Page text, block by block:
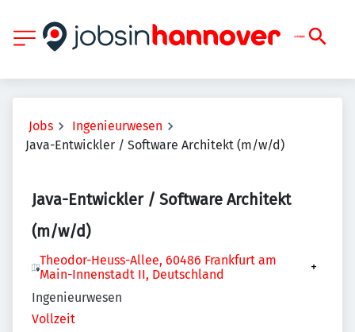
Jobs
Ingenieurwesen
Java-Entwickler / Software Architekt (m/w/d)
Java-Entwickler / Software Architekt
(m/w/d)
Theodor-Heuss-Allee, 60486 Frankfurt am
Main-Innenstadt II, Deutschland
+
Ingenieurwesen
Vollzeit